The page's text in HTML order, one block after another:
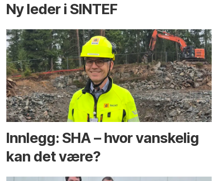
Ny leder i SINTEF
Innlegg: SHA – hvor vanskelig
kan det være?